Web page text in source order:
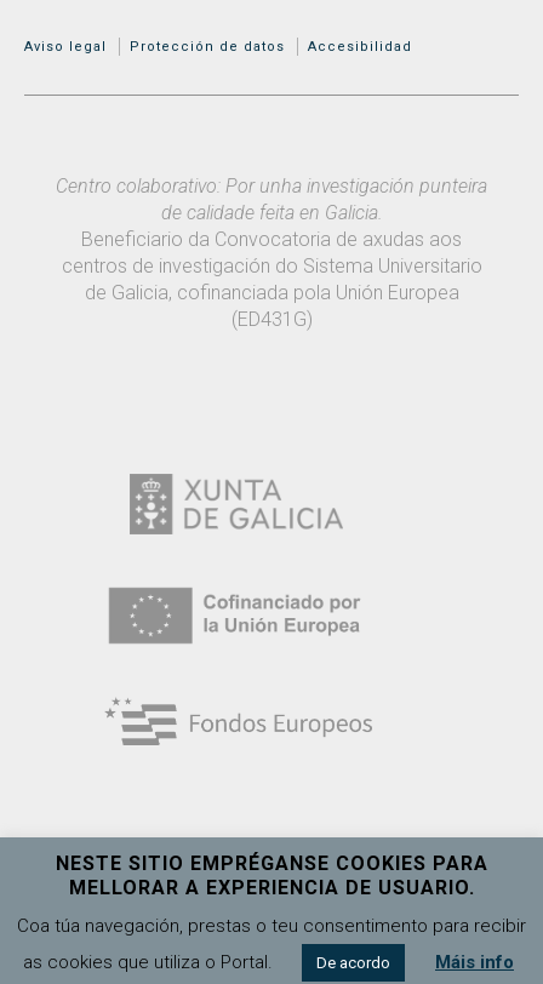
MENÚ ADICIONAL
Aviso legal Protección de datos Accesibilidad
Centro colaborativo: Por unha investigación punteira
de calidade feita en Galicia.
Beneficiario da Convocatoria de axudas aos
centros de investigación do Sistema Universitario
de Galicia, cofinanciada pola Unión Europea
(ED431G)
NESTE SITIO EMPRÉGANSE COOKIES PARA
MELLORAR A EXPERIENCIA DE USUARIO.
Coa túa navegación, prestas o teu consentimento para recibir
as cookies que utiliza o Portal.
De acordo Máis info